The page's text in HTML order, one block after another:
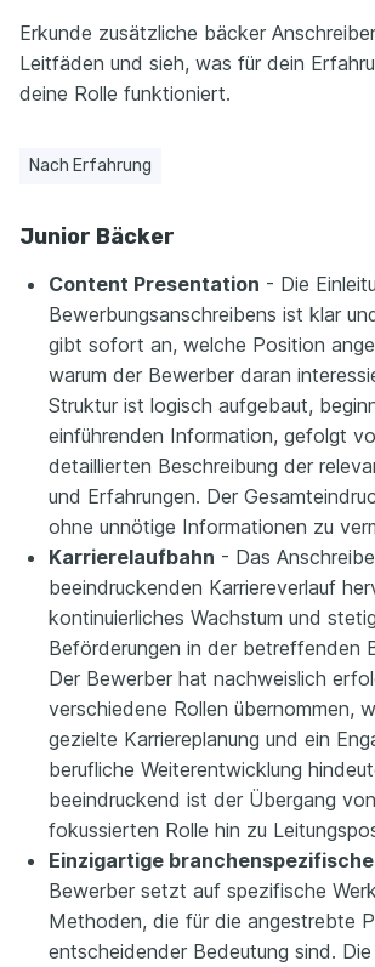
Erkunde zusätzliche bäcker
Leitfäden und sieh, was für dein
deine Rolle funktioniert.
Nach Erfahrung
Junior Bäcker
Content Presentation - Die
Bewerbungsanschreibens ist klar
gibt sofort an, welche Position
warum der Bewerber daran
Struktur ist logisch aufgebaut,
einführenden Information, gefolgt
detaillierten Beschreibung der
und Erfahrungen. Der
ohne unnötige Informationen zu
Karrierelaufbahn - Das
beeindruckenden Karriereverlauf
kontinuierliches Wachstum und
Beförderungen in der betreffenden
Der Bewerber hat nachweislich
verschiedene Rollen übernommen,
gezielte Karriereplanung und ein
berufliche Weiterentwicklung
beeindruckend ist der Übergang
fokussierten Rolle hin zu
Einzigartige
Bewerber setzt auf spezifische
Methoden, die für die angestrebte
entscheidender Bedeutung sind. Die